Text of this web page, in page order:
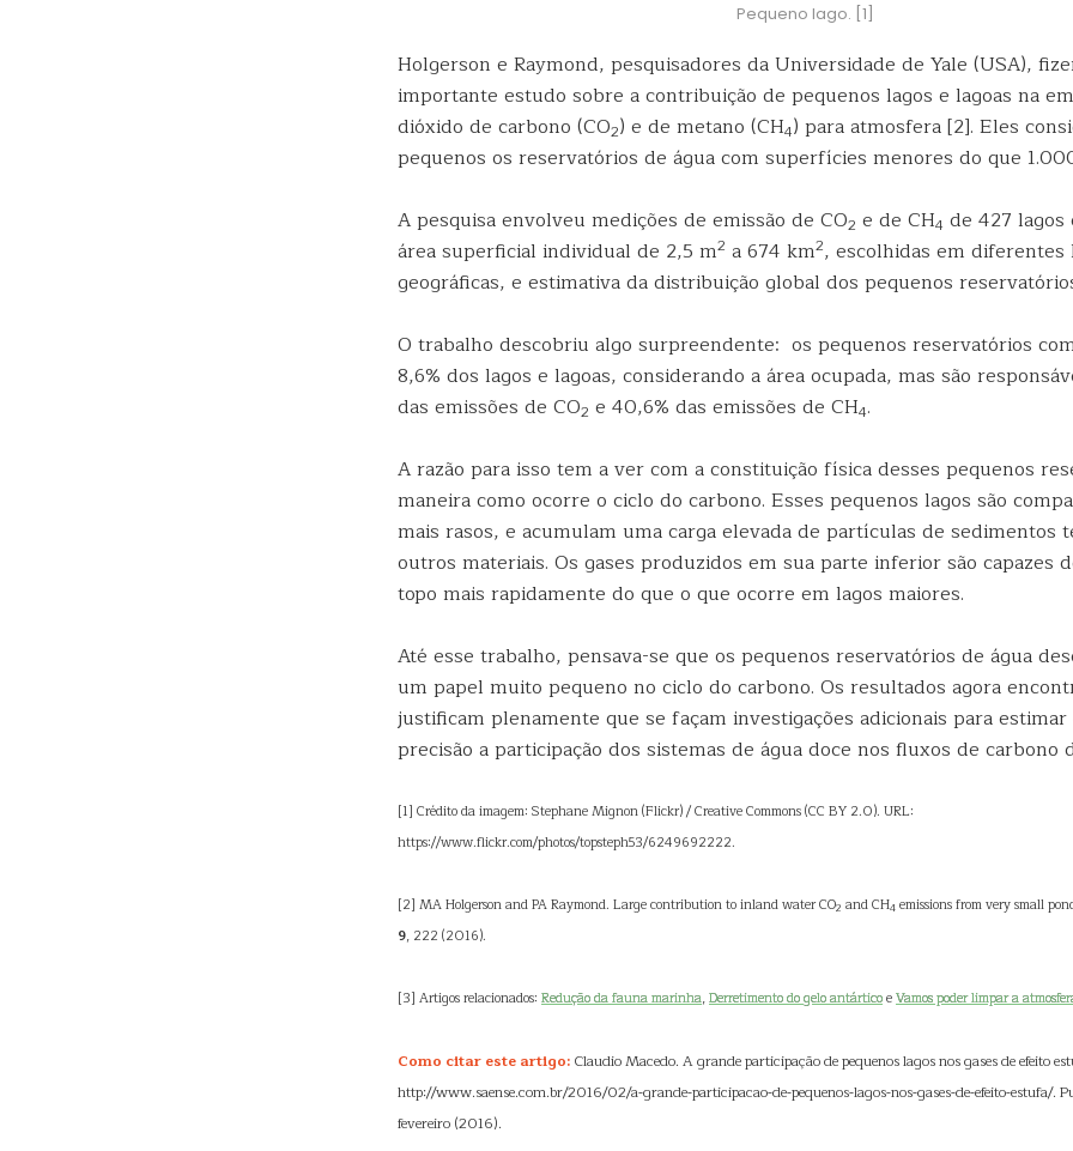
Pequeno lago. [1]
Holgerson e Raymond, pesquisadores da Universidade de Yale (USA),
importante estudo sobre a contribuição de pequenos lagos e lagoas na
dióxido de carbono (CO2) e de metano (CH4) para atmosfera [2]. Eles
pequenos os reservatórios de água com superfícies menores do que
A pesquisa envolveu medições de emissão de CO2 e de CH4 de 427 lagos
área superficial individual de 2,5 m2 a 674 km2, escolhidas em diferentes
geográficas, e estimativa da distribuição global dos pequenos
O trabalho descobriu algo surpreendente: os pequenos reservatórios
8,6% dos lagos e lagoas, considerando a área ocupada, mas são
das emissões de CO2 e 40,6% das emissões de CH4.
A razão para isso tem a ver com a constituição física desses pequenos
maneira como ocorre o ciclo do carbono. Esses pequenos lagos são
mais rasos, e acumulam uma carga elevada de partículas de sedimentos
outros materiais. Os gases produzidos em sua parte inferior são capazes
topo mais rapidamente do que o que ocorre em lagos maiores.
Até esse trabalho, pensava-se que os pequenos reservatórios de água
um papel muito pequeno no ciclo do carbono. Os resultados agora
justificam plenamente que se façam investigações adicionais para estimar
precisão a participação dos sistemas de água doce nos fluxos de carbono
[1] Crédito da imagem: Stephane Mignon (Flickr) / Creative Commons (CC BY 2.0). URL:
https://www.flickr.com/photos/topsteph53/6249692222.
[2] MA Holgerson and PA Raymond. Large contribution to inland water CO2 and CH4 emissions from very small
9, 222 (2016).
[3] Artigos relacionados: Redução da fauna marinha,Derretimento do gelo antárticoeVamos poder limpar a
Como citar este artigo: Claudio Macedo. A grande participação de pequenos lagos nos gases de efeito
http://www.saense.com.br/2016/02/a-grande-participacao-de-pequenos-lagos-nos-gases-de-efeito-estufa/.
fevereiro (2016).